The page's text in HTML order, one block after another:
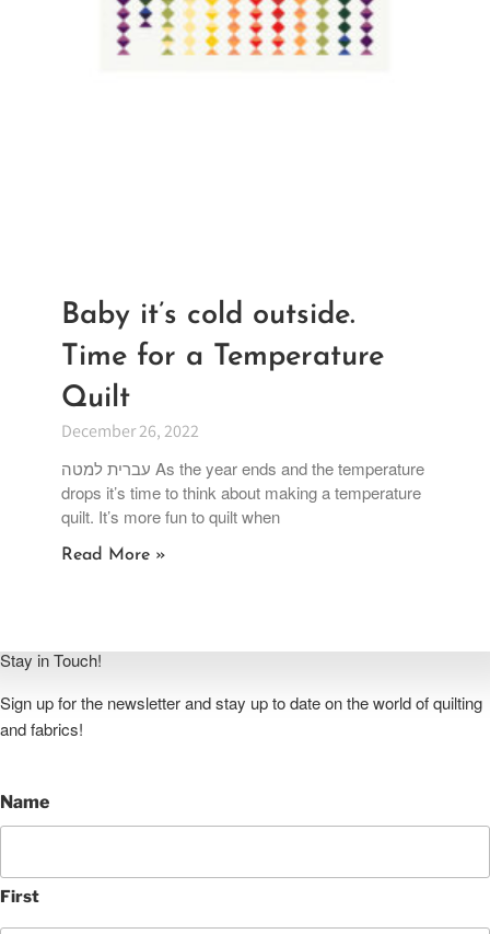
Baby it’s cold outside.
Time for a Temperature
Quilt
December 26, 2022
עברית למטה As the year ends and the temperature
drops it’s time to think about making a temperature
quilt. It’s more fun to quilt when
Read More »
Stay in Touch!
Sign up for the newsletter and stay up to date on the world of quilting
and fabrics!
Name
First